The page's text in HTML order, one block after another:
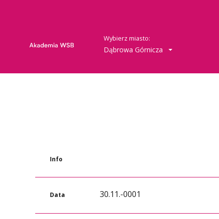
Wybierz miasto:
Dąbrowa Górnicza
Info
Data 30.11.-0001